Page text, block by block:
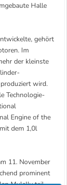
Halle
gehört
Im
der kleinste
wird.
Technologie-
Engine of the
dem 1,0l
11. November
prominent